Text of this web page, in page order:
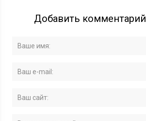
Добавить комментарий